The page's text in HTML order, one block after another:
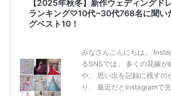
【2025年秋冬】新作ウェディングド
ランキング♡10代~30代768名に聞い
グベスト10！
みなさんこんにちは。
るSNSでは、 多くの花嫁が
や、 思い出を記録に残すの
り、 最近だとInstagramで